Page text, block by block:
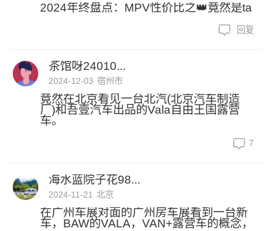
2024年终盘点：MPV性价比之👑竟然是ta
回复
茶馆呀24010...
2024-12-03 宿州市
竟然在北京看见一台北汽(北京汽车制造
厂)和吾壹汽车出品的Vala自由王国露营
车。
7
海水蓝院子花98...
2024-11-21 北京
在广州车展对面的广州房车展看到一台新
车，BAW的VALA，VAN+露营车的概念，